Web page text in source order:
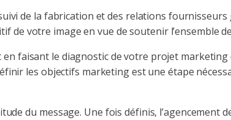
de la fabrication et des relations fournisseurs
votre image en vue de soutenir l’ensemble
faisant le diagnostic de votre projet
les objectifs marketing est une étape
du message. Une fois définis, l’agencement